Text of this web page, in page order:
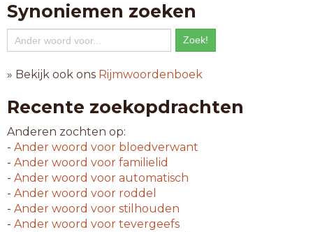
Synoniemen zoeken
» Bekijk ook ons Rijmwoordenboek
Recente zoekopdrachten
Anderen zochten op:
- Ander woord voor bloedverwant
- Ander woord voor familielid
- Ander woord voor automatisch
- Ander woord voor roddel
- Ander woord voor stilhouden
- Ander woord voor tevergeefs